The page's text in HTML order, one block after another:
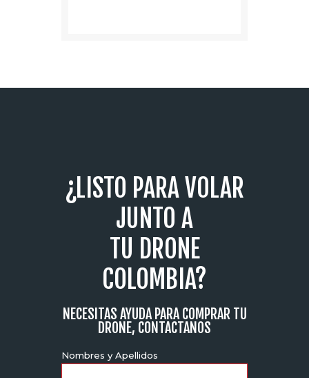
¿LISTO PARA VOLAR
JUNTO A
TU DRONE
COLOMBIA?
NECESITAS AYUDA PARA COMPRAR TU
DRONE, CONTACTANOS
Nombres y Apellidos